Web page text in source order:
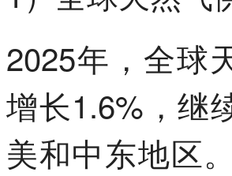
2025年，全球
增长1.6%，继
美和中东地区